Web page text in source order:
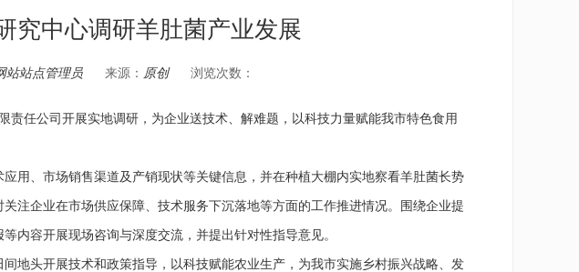
究中心调研羊肚菌产业发展
站站点管理员 来源： 原创 浏览次数：
任公司开展实地调研，为企业送技术、解难题，以科技力量赋能我市特色食用
用、市场销售渠道及产销现状等关键信息，并在种植大棚内实地察看羊肚菌长势
注企业在市场供应保障、技术服务下沉落地等方面的工作推进情况。围绕企业提
内容开展现场咨询与深度交流，并提出针对性指导意见。
地头开展技术和政策指导，以科技赋能农业生产，为我市实施乡村振兴战略、发